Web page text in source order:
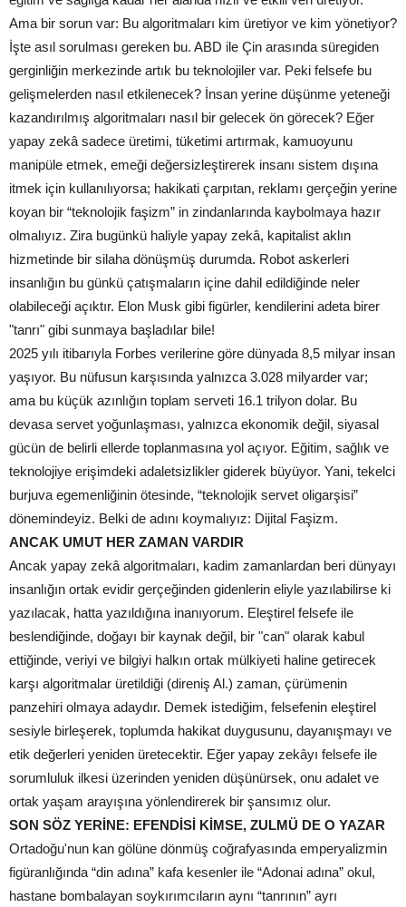
Ama bir sorun var: Bu algoritmaları kim üretiyor ve kim yönetiyor?
İşte asıl sorulması gereken bu. ABD ile Çin arasında süregiden
gerginliğin merkezinde artık bu teknolojiler var. Peki felsefe bu
gelişmelerden nasıl etkilenecek? İnsan yerine düşünme yeteneği
kazandırılmış algoritmaları nasıl bir gelecek ön görecek? Eğer
yapay zekâ sadece üretimi, tüketimi artırmak, kamuoyunu
manipüle etmek, emeği değersizleştirerek insanı sistem dışına
itmek için kullanılıyorsa; hakikati çarpıtan, reklamı gerçeğin yerine
koyan bir “teknolojik faşizm” in zindanlarında kaybolmaya hazır
olmalıyız. Zira bugünkü haliyle yapay zekâ, kapitalist aklın
hizmetinde bir silaha dönüşmüş durumda. Robot askerleri
insanlığın bu günkü çatışmaların içine dahil edildiğinde neler
olabileceği açıktır. Elon Musk gibi figürler, kendilerini adeta birer
"tanrı" gibi sunmaya başladılar bile!
2025 yılı itibarıyla Forbes verilerine göre dünyada 8,5 milyar insan
yaşıyor. Bu nüfusun karşısında yalnızca 3.028 milyarder var;
ama bu küçük azınlığın toplam serveti 16.1 trilyon dolar. Bu
devasa servet yoğunlaşması, yalnızca ekonomik değil, siyasal
gücün de belirli ellerde toplanmasına yol açıyor. Eğitim, sağlık ve
teknolojiye erişimdeki adaletsizlikler giderek büyüyor. Yani, tekelci
burjuva egemenliğinin ötesinde, “teknolojik servet oligarşisi”
dönemindeyiz. Belki de adını koymalıyız: Dijital Faşizm.
ANCAK UMUT HER ZAMAN VARDIR
Ancak yapay zekâ algoritmaları, kadim zamanlardan beri dünyayı
insanlığın ortak evidir gerçeğinden gidenlerin eliyle yazılabilirse ki
yazılacak, hatta yazıldığına inanıyorum. Eleştirel felsefe ile
beslendiğinde, doğayı bir kaynak değil, bir "can" olarak kabul
ettiğinde, veriyi ve bilgiyi halkın ortak mülkiyeti haline getirecek
karşı algoritmalar üretildiği (direniş Al.) zaman, çürümenin
panzehiri olmaya adaydır. Demek istediğim, felsefenin eleştirel
sesiyle birleşerek, toplumda hakikat duygusunu, dayanışmayı ve
etik değerleri yeniden üretecektir. Eğer yapay zekâyı felsefe ile
sorumluluk ilkesi üzerinden yeniden düşünürsek, onu adalet ve
ortak yaşam arayışına yönlendirerek bir şansımız olur.
SON SÖZ YERİNE: EFENDİSİ KİMSE, ZULMÜ DE O YAZAR
Ortadoğu'nun kan gölüne dönmüş coğrafyasında emperyalizmin
figüranlığında “din adına” kafa kesenler ile “Adonai adına” okul,
hastane bombalayan soykırımcıların aynı “tanrının” ayrı